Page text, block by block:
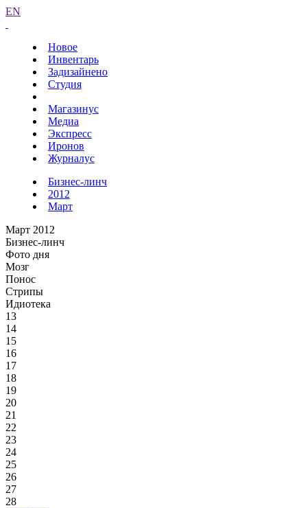
EN
Новое
Инвентарь
Задизайнено
Студия
Магазинус
Медиа
Экспресс
Иронов
Журналус
Бизнес-линч
2012
Март
Март 2012
Бизнес-линч
Фото дня
Мозг
Понос
Стрипы
Идиотека
13
14
15
16
17
18
19
20
21
22
23
24
25
26
27
28